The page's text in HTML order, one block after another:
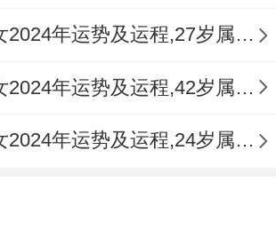
1997年属牛女2024年运势及运程,27岁属牛人2024全年每月运势女性如何
1982年属狗女2024年运势及运程,42岁属狗人2024全年每月运势女性如何
2000年属龙女2024年运势及运程,24岁属龙人2024全年每月运势女性如何